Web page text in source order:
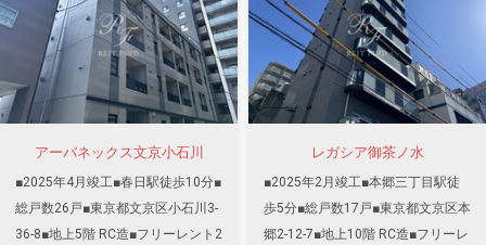
アーバネックス文京小石川
■2025年4月竣工■春日駅徒歩10分■
総戸数26戸■東京都文京区小石川3-
36-8■地上5階 RC造■フリーレント2
レガシア御茶ノ水
■2025年2月竣工■本郷三丁目駅徒
歩5分■総戸数17戸■東京都文京区本
郷2-12-7■地上10階 RC造■フリーレ